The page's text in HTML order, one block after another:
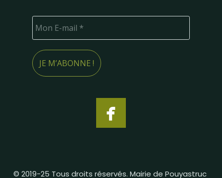
© 2019-25 Tous droits réservés. Mairie de Pouyastruc